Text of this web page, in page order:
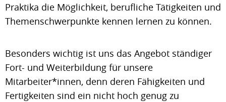
Praktika die Möglichkeit, berufliche Tätigkeiten und
Themenschwerpunkte kennen lernen zu können.
Besonders wichtig ist uns das Angebot ständiger
Fort- und Weiterbildung für unsere
Mitarbeiter*innen, denn deren Fähigkeiten und
Fertigkeiten sind ein nicht hoch genug zu